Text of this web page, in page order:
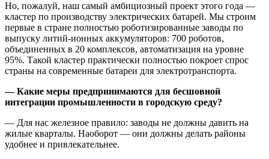
Но, пожалуй, наш самый амбициозный проект этого года —
кластер по производству электрических батарей. Мы строим
первые в стране полностью роботизированные заводы по
выпуску литий-ионных аккумуляторов: 700 роботов,
объединенных в 20 комплексов, автоматизация на уровне
95%. Такой кластер практически полностью покроет спрос
страны на современные батареи для электротранспорта.
— Какие меры предпринимаются для бесшовной
интеграции промышленности в городскую среду?
— Для нас железное правило: заводы не должны давить на
жилые кварталы. Наоборот — они должны делать районы
удобнее и привлекательнее.